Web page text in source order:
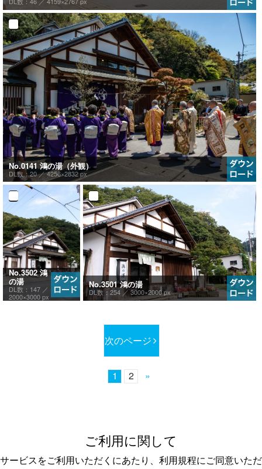
No.0141 鴻の湯（外観）
DL数：20 ／4256×2832 px
No.3502 鴻
の湯
DL数：147 ／
2000×3000 px
No.3501 鴻の湯
DL数：254 ／ 3000×2000 px
次のページ
1 2 »
ご利用に関して
サービスをご利用いただくにあたり、利用規程にご同意いただ